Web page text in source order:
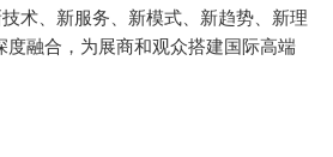
术、新服务、新模式、新趋势、新理
融合，为展商和观众搭建国际高端